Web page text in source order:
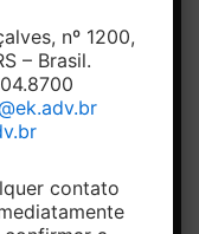
SOCIAIS
Facebook
Linkedin
nº 1200,
– Brasil.
contato